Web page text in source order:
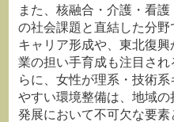
また、核融合・介護・看
の社会課題と直結した分野
キャリア形成や、東北復
業の担い手育成も注目され
らに、女性が理系・技術
やすい環境整備は、地域の
発展において不可欠な要素